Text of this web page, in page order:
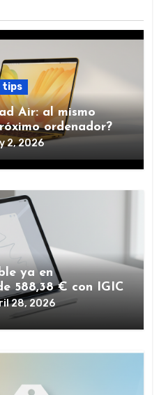
tips
Air: al mismo
ordenador?
2, 2026
ya en
588,38 € con IGIC
28, 2026